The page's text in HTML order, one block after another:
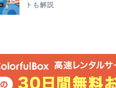
トも解説